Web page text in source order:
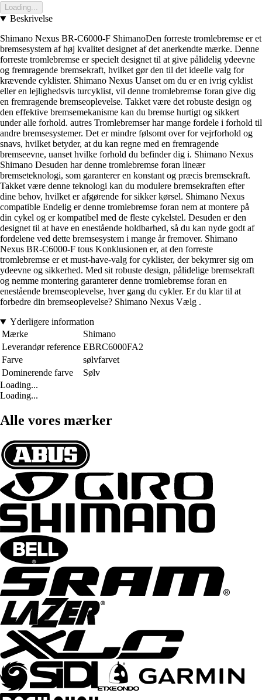
Loading...
Beskrivelse
Shimano Nexus BR-C6000-F ShimanoDen forreste tromlebremse er et
bremsesystem af høj kvalitet designet af det anerkendte mærke. Denne
forreste tromlebremse er specielt designet til at give pålidelig ydeevne
og fremragende bremsekraft, hvilket gør den til det ideelle valg for
krævende cyklister. Shimano Nexus Uanset om du er en ivrig cyklist
eller en lejlighedsvis turcyklist, vil denne tromlebremse foran give dig
en fremragende bremseoplevelse. Takket være det robuste design og
den effektive bremsemekanisme kan du bremse hurtigt og sikkert
under alle forhold. autres Tromlebremser har mange fordele i forhold til
andre bremsesystemer. Det er mindre følsomt over for vejrforhold og
snavs, hvilket betyder, at du kan regne med en fremragende
bremseevne, uanset hvilke forhold du befinder dig i. Shimano Nexus
Shimano Desuden har denne tromlebremse foran lineær
bremseteknologi, som garanterer en konstant og præcis bremsekraft.
Takket være denne teknologi kan du modulere bremsekraften efter
dine behov, hvilket er afgørende for sikker kørsel. Shimano Nexus
compatible Endelig er denne tromlebremse foran nem at montere på
din cykel og er kompatibel med de fleste cykelstel. Desuden er den
designet til at have en enestående holdbarhed, så du kan nyde godt af
fordelene ved dette bremsesystem i mange år fremover. Shimano
Nexus BR-C6000-F tous Konklusionen er, at den forreste
tromlebremse er et must-have-valg for cyklister, der bekymrer sig om
ydeevne og sikkerhed. Med sit robuste design, pålidelige bremsekraft
og nemme montering garanterer denne tromlebremse foran en
enestående bremseoplevelse, hver gang du cykler. Er du klar til at
forbedre din bremseoplevelse? Shimano Nexus Vælg .
Yderligere information
Mærke
Shimano
Leverandør reference EBRC6000FA2
Farve
sølvfarvet
Dominerende farve
Sølv
Loading...
Loading...
Alle vores mærker